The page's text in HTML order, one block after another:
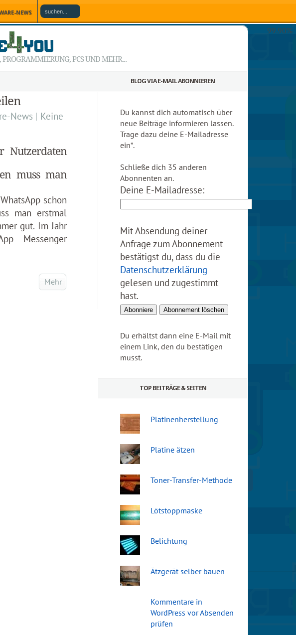
NEWS
99.90%
PCS UND MEHR...
News | Keine
Nutzerdaten
muss man
schon
man erstmal
gut. Im Jahr
Messenger
Mehr
BLOG VIA E-MAIL ABONNIEREN
Du kannst dich automatisch über
neue Beiträge informieren lassen.
Trage dazu deine E-Mailadresse
ein*.
Schließe dich 35 anderen
Abonnenten an.
Deine E-Mailadresse:
Mit Absendung deiner
Anfrage zum Abonnement
bestätigst du, dass du die
Datenschutzerklärung
gelesen und zugestimmt
hast.
Du erhältst dann eine E-Mail mit
einem Link, den du bestätigen
musst.
TOP BEITRÄGE & SEITEN
Platinenherstellung
Platine ätzen
Toner-Transfer-Methode
Lötstoppmaske
Belichtung
Ätzgerät selber bauen
Kommentare in
WordPress vor Absenden
prüfen